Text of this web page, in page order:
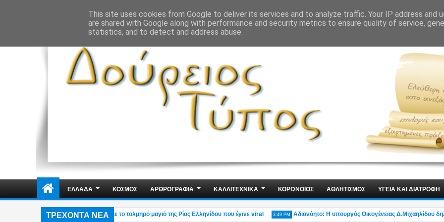
ΕΛΛΑΔΑ ΚΟΣΜΟΣ ΑΡΘΡΟΓΡΑΦΙΑ ΚΑΛΛΙΤΕΧΝΙΚΑ ΚΟΡΩΝΟΪΟΣ ΑΘΛΗΤΙΣΜΟΣ ΥΓΕΙΑ ΚΑΙ ΔΙΑΤΡΟΦΗ
ΤΡΕΧΟΝΤΑ ΝΕΑ
Το βίντεο του Μύκονος tv με το τολμηρό μαγιό της Ρίας Ελληνίδου που έγινε viral 3:49 PM Αδιανόητο: Η υπουργός Οικογένειας Δ.Μιχαηλίδου δηλώνει
This site uses cookies from Google to deliver its services and to analyze traffic. Your IP address and
are shared with Google along with performance and security metrics to ensure quality of service,
statistics, and to detect and address abuse.